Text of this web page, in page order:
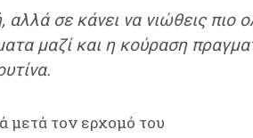
αλλά σε κάνει να νιώθεις
μαζί και η κούραση
μετά τον ερχομό του